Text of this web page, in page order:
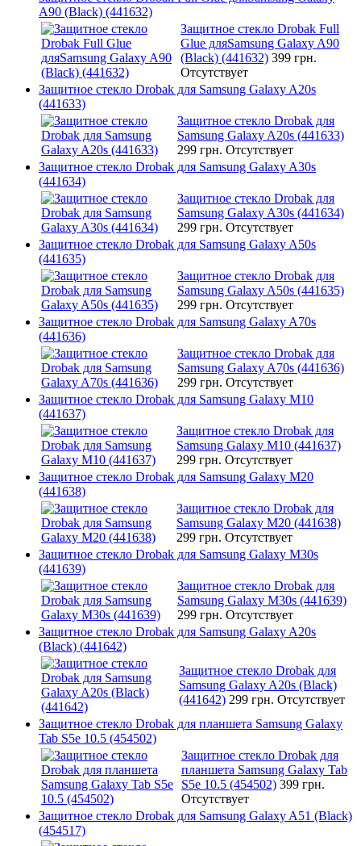
A90 (Black) (441632)
Защитное стекло Drobak Full
Glue дляSamsung Galaxy A90
(Black) (441632) 399 грн.
Отсутствует
Защитное стекло Drobak для Samsung Galaxy A20s
(441633)
Защитное стекло Drobak для
Samsung Galaxy A20s (441633)
299 грн. Отсутствует
Защитное стекло Drobak для Samsung Galaxy A30s
(441634)
Защитное стекло Drobak для
Samsung Galaxy A30s (441634)
299 грн. Отсутствует
Защитное стекло Drobak для Samsung Galaxy A50s
(441635)
Защитное стекло Drobak для
Samsung Galaxy A50s (441635)
299 грн. Отсутствует
Защитное стекло Drobak для Samsung Galaxy A70s
(441636)
Защитное стекло Drobak для
Samsung Galaxy A70s (441636)
299 грн. Отсутствует
Защитное стекло Drobak для Samsung Galaxy M10
(441637)
Защитное стекло Drobak для
Samsung Galaxy M10 (441637)
299 грн. Отсутствует
Защитное стекло Drobak для Samsung Galaxy M20
(441638)
Защитное стекло Drobak для
Samsung Galaxy M20 (441638)
299 грн. Отсутствует
Защитное стекло Drobak для Samsung Galaxy M30s
(441639)
Защитное стекло Drobak для
Samsung Galaxy M30s (441639)
299 грн. Отсутствует
Защитное стекло Drobak для Samsung Galaxy A20s
(Black) (441642)
Защитное стекло Drobak для
Samsung Galaxy A20s (Black)
(441642) 299 грн. Отсутствует
Защитное стекло Drobak для планшета Samsung Galaxy
Tab S5e 10.5 (454502)
Защитное стекло Drobak для
планшета Samsung Galaxy Tab
S5e 10.5 (454502) 399 грн.
Отсутствует
Защитное стекло Drobak для Samsung Galaxy A51 (Black)
(454517)